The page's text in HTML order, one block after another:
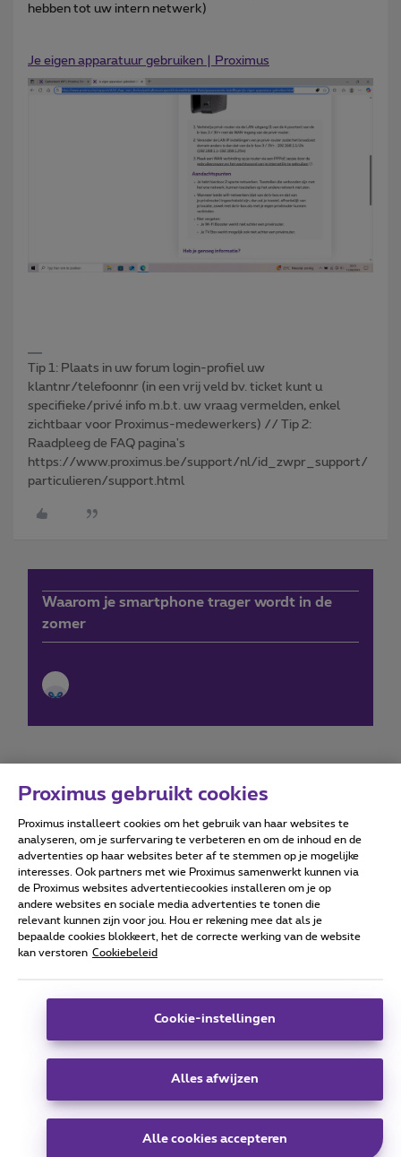
hebben tot uw intern netwerk)
Je eigen apparatuur gebruiken | Proximus
Tip 1: Plaats in uw forum login-profiel uw
klantnr/telefoonnr (in een vrij veld bv. ticket kunt u
specifieke/privé info m.b.t. uw vraag vermelden, enkel
zichtbaar voor Proximus-medewerkers) // Tip 2:
Raadpleeg de FAQ pagina's
https://www.proximus.be/support/nl/id_zwpr_support/
particulieren/support.html
Waarom je smartphone trager wordt in de
zomer
Forumvoorwaarden Accessibility statement
Alle rechten voorbehouden. © Proximus
Algemene voorwaarden, consumenteninfo
Deze website is gecreëerd en wordt beheerd conform het
Koning Albert II-laan 27 - B-1030 Brussel.
Carrier & Wholesale Solutions
Telindus
Proximus gebruikt cookies
Proximus installeert cookies om het gebruik van haar websites te
analyseren, om je surfervaring te verbeteren en om de inhoud en de
advertenties op haar websites beter af te stemmen op je mogelijke
interesses. Ook partners met wie Proximus samenwerkt kunnen via
de Proximus websites advertentiecookies installeren om je op
andere websites en sociale media advertenties te tonen die
relevant kunnen zijn voor jou. Hou er rekening mee dat als je
bepaalde cookies blokkeert, het de correcte werking van de website
kan verstoren Cookiebeleid
Cookie-instellingen
Alles afwijzen
Alle cookies accepteren